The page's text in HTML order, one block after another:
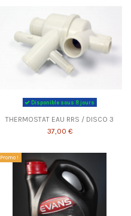
Disponible sous 8 jours
THERMOSTAT EAU RRS / DISCO 3
37,00 €
Promo !